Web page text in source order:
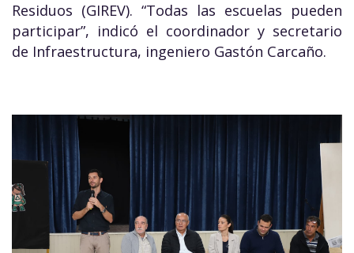
Residuos (GIREV). “Todas las escuelas pueden
participar”, indicó el coordinador y secretario
de Infraestructura, ingeniero Gastón Carcaño.